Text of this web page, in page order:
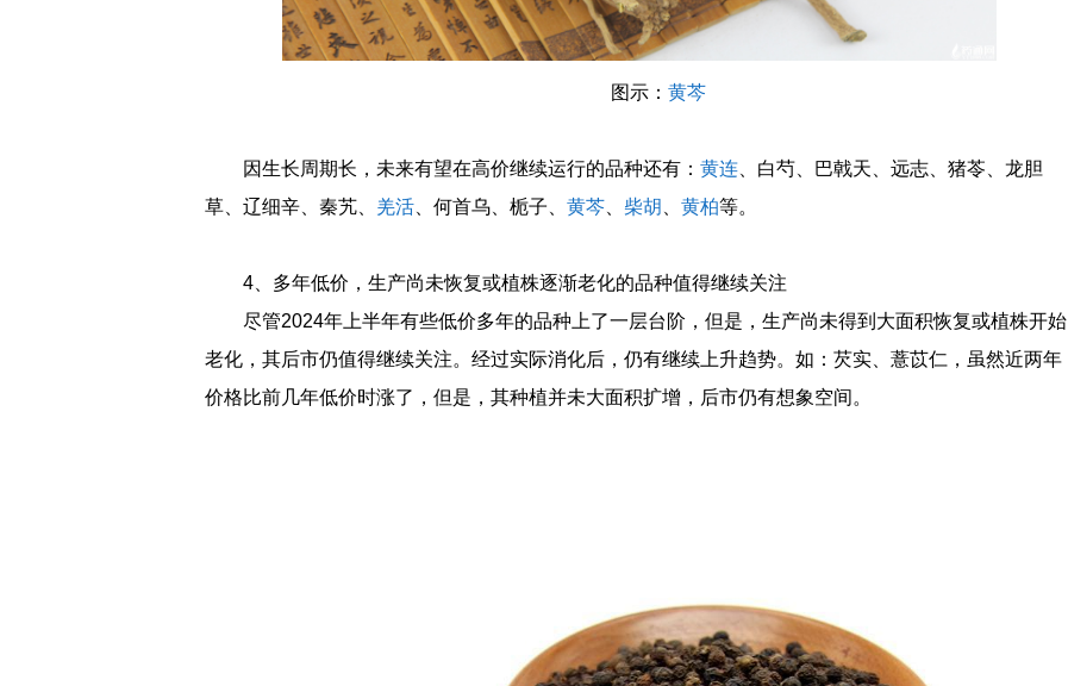
图示： 黄芩
因生长周期长，未来有望在高价继续运行的品种还有： 黄连 、白芍、巴戟天、远志、猪苓、龙胆
草、辽细辛、秦艽、 羌活 、何首乌、栀子、 黄芩 柴胡 黄柏等。
4、多年低价，生产尚未恢复或植株逐渐老化的品种值得继续关注
尽管2024年上半年有些低价多年的品种上了一层台阶，但是，生产尚未得到大面积恢复或植株开始
老化，其后市仍值得继续关注。经过实际消化后，仍有继续上升趋势。如：芡实、薏苡仁，虽然近两年
价格比前几年低价时涨了，但是，其种植并未大面积扩增，后市仍有想象空间。